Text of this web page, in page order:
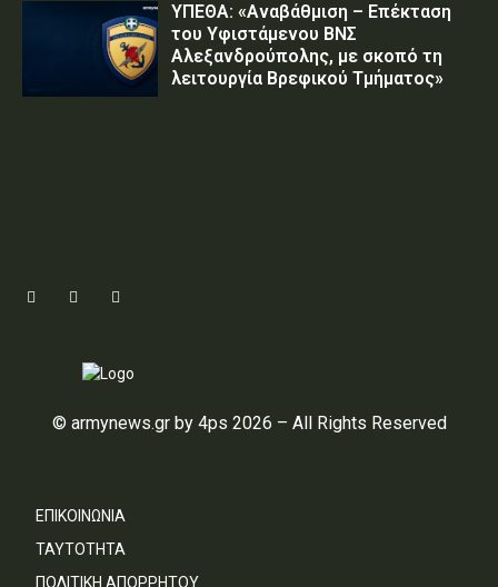
ΥΠΕΘΑ: «Αναβάθμιση – Επέκταση
του Υφιστάμενου ΒΝΣ
Αλεξανδρούπολης, με σκοπό τη
λειτουργία Βρεφικού Τμήματος»
© armynews.gr by 4ps 2026 – All Rights Reserved
ΕΠΙΚΟΙΝΩΝΙΑ
ΤΑΥΤΟΤΗΤΑ
ΠΟΛΙΤΙΚΗ ΑΠΟΡΡΗΤΟΥ